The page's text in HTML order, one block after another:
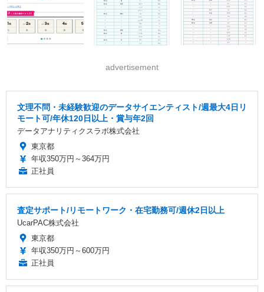
advertisement
文理不問・未経験歓迎のデータサイエンティスト/週最大4日リ
モート可/年休120日以上・賞与年2回
データアナリティクスラボ株式会社
東京都
年収350万円～364万円
正社員
査定サポート/リモートワーク・在宅勤務可/週休2日以上
UcarPAC株式会社
東京都
年収350万円～600万円
正社員